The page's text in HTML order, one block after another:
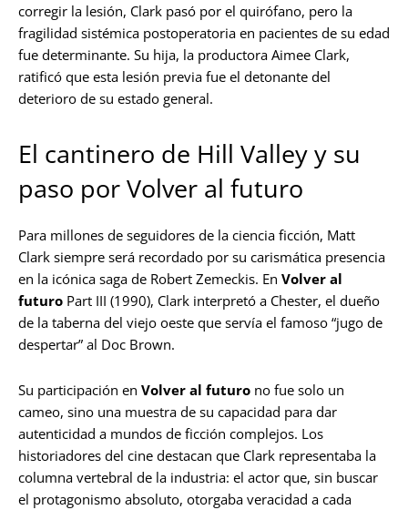
corregir la lesión, Clark pasó por el quirófano, pero la
fragilidad sistémica postoperatoria en pacientes de su edad
fue determinante. Su hija, la productora Aimee Clark,
ratificó que esta lesión previa fue el detonante del
deterioro de su estado general.
El cantinero de Hill Valley y su
paso por Volver al futuro
Para millones de seguidores de la ciencia ficción, Matt
Clark siempre será recordado por su carismática presencia
en la icónica saga de Robert Zemeckis. En Volver al
futuro Part III (1990), Clark interpretó a Chester, el dueño
de la taberna del viejo oeste que servía el famoso “jugo de
despertar” al Doc Brown.
Su participación en Volver al futuro no fue solo un
cameo, sino una muestra de su capacidad para dar
autenticidad a mundos de ficción complejos. Los
historiadores del cine destacan que Clark representaba la
columna vertebral de la industria: el actor que, sin buscar
el protagonismo absoluto, otorgaba veracidad a cada